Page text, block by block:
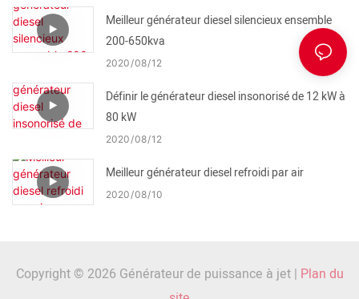
Meilleur générateur diesel silencieux ensemble
200-650kva
2020 08 12
Définir le générateur diesel insonorisé de 12 kW à
80 kW
2020 08 12
Meilleur générateur diesel refroidi par air
2020 08 10
Copyright © 2026 Générateur de puissance à jet | Plan du